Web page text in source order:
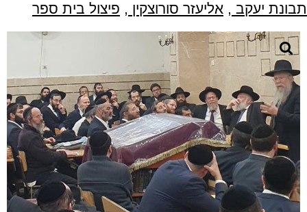
תבונת יעקב , אליעזר סורוצקין , פיצול בית ספר